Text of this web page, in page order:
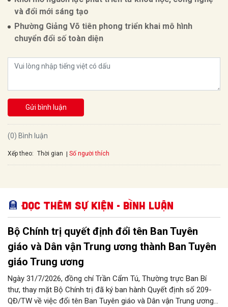
và đổi mới sáng tạo
Phường Giảng Võ tiên phong triển khai mô hình
chuyển đổi số toàn diện
Gửi bình luận
(0) Bình luận
Xếp theo: Thời gian Số người thích
Đọc thêm Sự kiện - Bình luận
Bộ Chính trị quyết định đổi tên Ban Tuyên
giáo và Dân vận Trung ương thành Ban Tuyên
giáo Trung ương
Ngày 31/7/2026, đồng chí Trần Cẩm Tú, Thường trực Ban Bí
thư, thay mặt Bộ Chính trị đã ký ban hành Quyết định số 209-
QĐ/TW về việc đổi tên Ban Tuyên giáo và Dân vận Trung ương